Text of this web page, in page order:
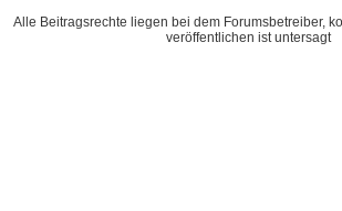
Alle Beitragsrechte liegen bei dem Forumsbetreiber,
veröffentlichen ist untersagt